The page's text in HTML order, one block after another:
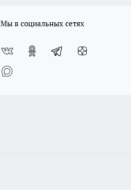
Мы в социальных сетях